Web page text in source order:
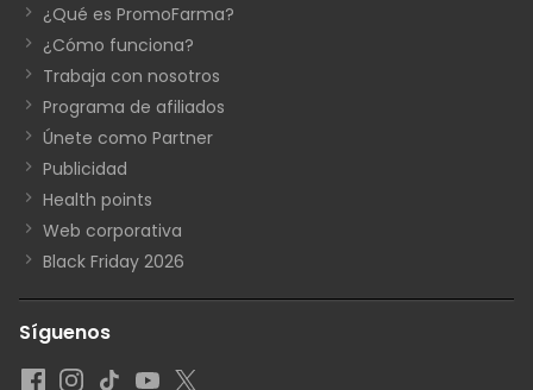
¿Qué es PromoFarma?
¿Cómo funciona?
Trabaja con nosotros
Programa de afiliados
Únete como Partner
Publicidad
Health points
Web corporativa
Black Friday 2026
Síguenos